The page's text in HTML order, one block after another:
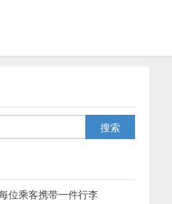
位乘客携带一件行李